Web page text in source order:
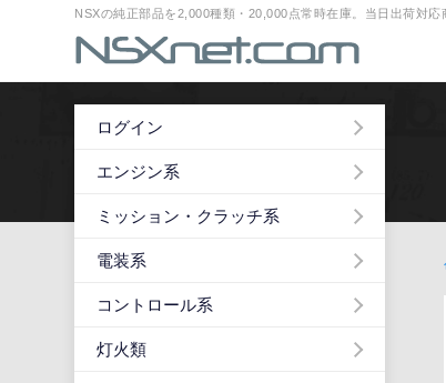
NSXの純正部品を2,000種類・20,000点常時在庫。当日出荷対応
ログイン
エンジン系
ミッション・クラッチ系
電装系
コントロール系
灯火類